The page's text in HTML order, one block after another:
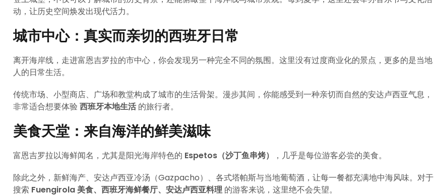
动，让历史空间焕发出现代活力。
城市中心：真实而亲切的西班牙日常
离开海岸线，走进富恩吉罗拉的市中心，你会发现另一种完全不同的氛围。这里没有过度商业化的景点，更多的是当地
人的日常生活。
传统市场、小型商店、广场和教堂构成了城市的生活骨架。漫步其间，你能感受到一种亲切而自然的安达卢西亚气息，
非常适合想要体验 西班牙本地生活 的旅行者。
美食天堂：来自海洋的鲜美滋味
富恩吉罗拉以海鲜闻名，尤其是阳光海岸特色的 Espetos（沙丁鱼串烤）
，几乎是每位游客必尝的美食。
除此之外，新鲜海产、安达卢西亚冷汤（Gazpacho）、各式塔帕斯与当地葡萄酒，让每一餐都充满地中海风味。对于
搜索 Fuengirola 美食、西班牙海鲜餐厅、安达卢西亚料理 的游客来说，这里绝不会失望。